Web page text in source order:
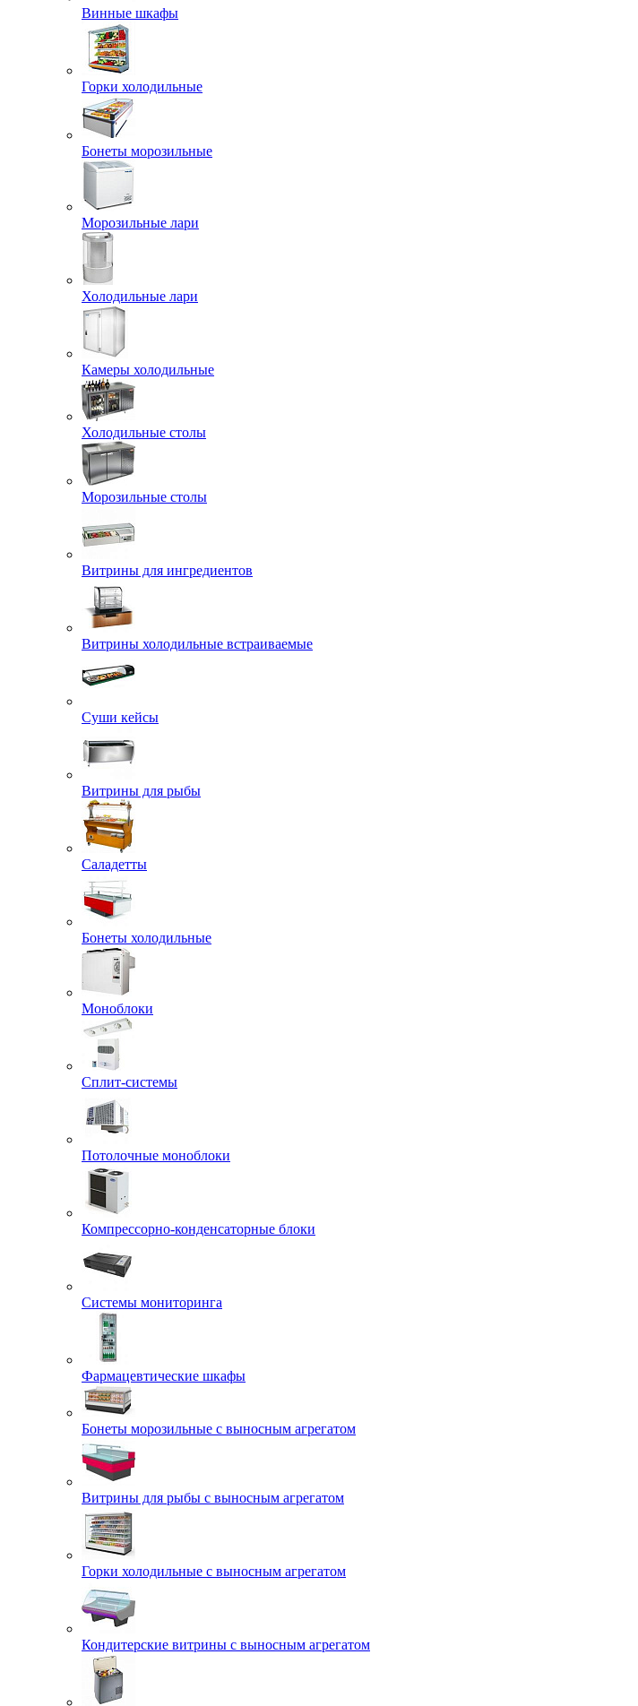
Винные шкафы
Горки холодильные
Бонеты морозильные
Морозильные лари
Холодильные лари
Камеры холодильные
Холодильные столы
Морозильные столы
Витрины для ингредиентов
Витрины холодильные встраиваемые
Суши кейсы
Витрины для рыбы
Саладетты
Бонеты холодильные
Моноблоки
Сплит-системы
Потолочные моноблоки
Компрессорно-конденсаторные блоки
Системы мониторинга
Фармацевтические шкафы
Бонеты морозильные с выносным агрегатом
Витрины для рыбы с выносным агрегатом
Горки холодильные с выносным агрегатом
Кондитерские витрины с выносным агрегатом